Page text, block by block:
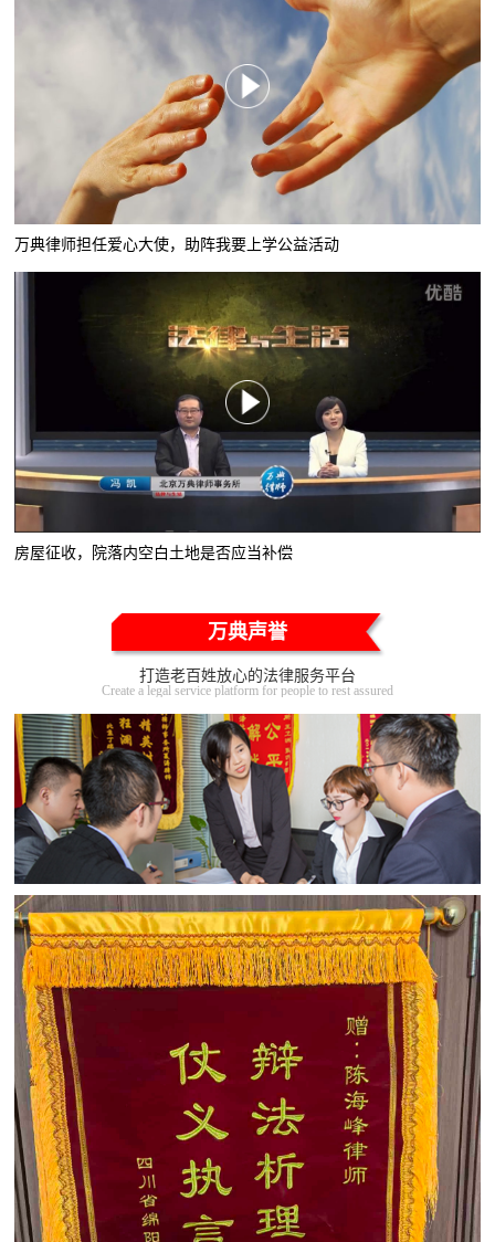
万典律师担任爱心大使，助阵我要上学公益活动
房屋征收，院落内空白土地是否应当补偿
万典声誉
打造老百姓放心的法律服务平台
Create a legal service platform for people to rest assured